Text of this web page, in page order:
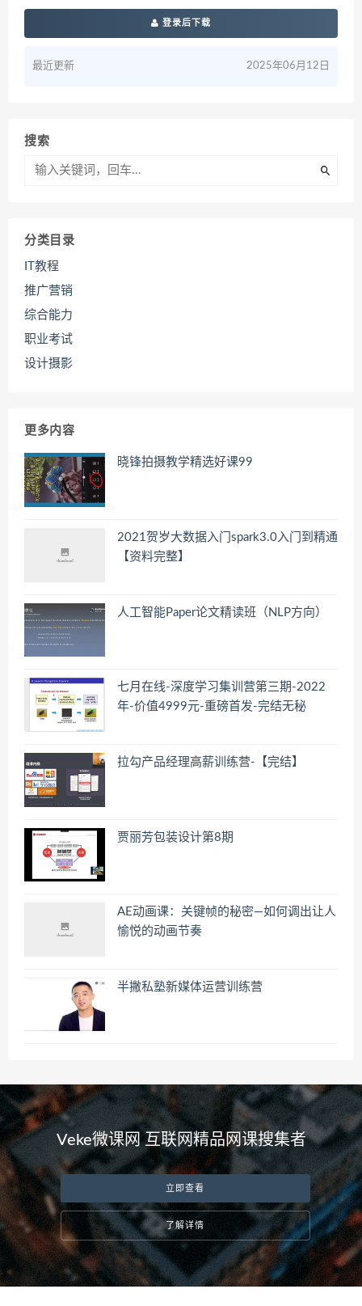
登录后下载
最近更新 2025年06月12日
搜索
分类目录
IT教程
推广营销
综合能力
职业考试
设计摄影
更多内容
晓锋拍摄教学精选好课99
2021贺岁大数据入门spark3.0入门到精通
【资料完整】
人工智能Paper论文精读班（NLP方向）
七月在线-深度学习集训营第三期-2022
年-价值4999元-重磅首发-完结无秘
拉勾产品经理高薪训练营-【完结】
贾丽芳包装设计第8期
AE动画课：关键帧的秘密—如何调出让人
愉悦的动画节奏
半撇私塾新媒体运营训练营
Veke微课网 互联网精品网课搜集者
立即查看
了解详情